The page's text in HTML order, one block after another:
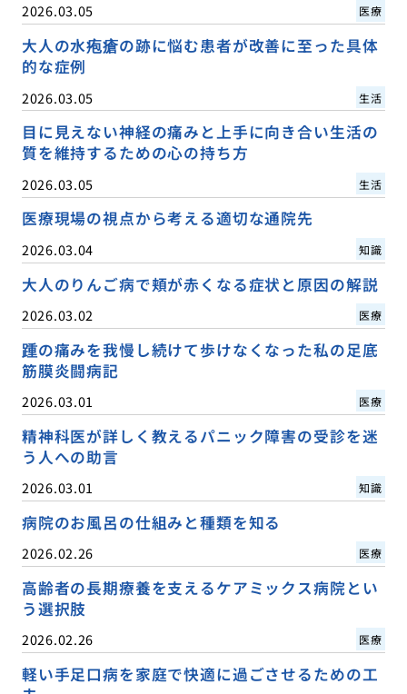
2026.03.05 医療
大人の水疱瘡の跡に悩む患者が改善に至った具体
的な症例
2026.03.05 生活
目に見えない神経の痛みと上手に向き合い生活の
質を維持するための心の持ち方
2026.03.05 生活
医療現場の視点から考える適切な通院先
2026.03.04 知識
大人のりんご病で頬が赤くなる症状と原因の解説
2026.03.02 医療
踵の痛みを我慢し続けて歩けなくなった私の足底
筋膜炎闘病記
2026.03.01 医療
精神科医が詳しく教えるパニック障害の受診を迷
う人への助言
2026.03.01 知識
病院のお風呂の仕組みと種類を知る
2026.02.26 医療
高齢者の長期療養を支えるケアミックス病院とい
う選択肢
2026.02.26 医療
軽い手足口病を家庭で快適に過ごさせるための工